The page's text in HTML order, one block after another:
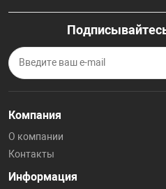
Компания
О компании
Контакты
Информация